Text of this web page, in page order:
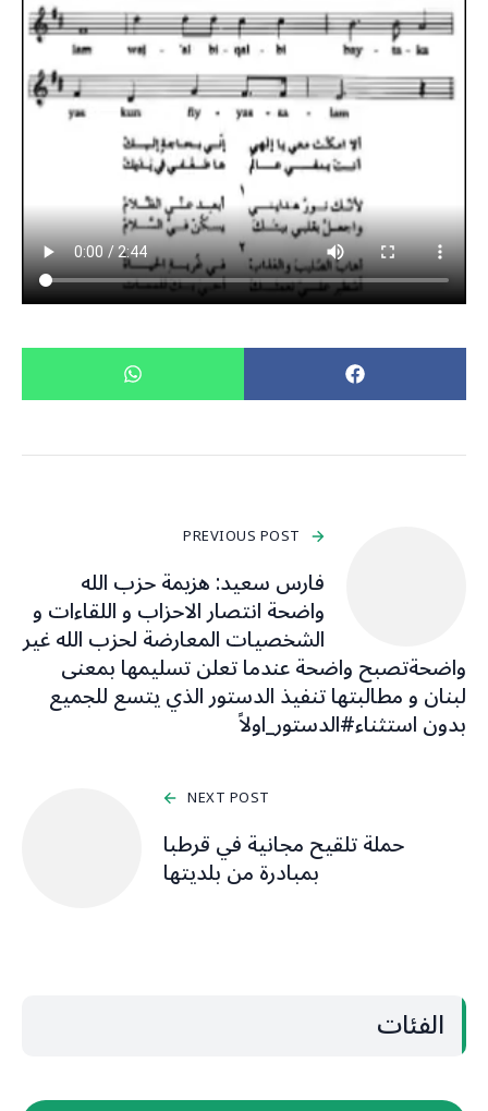
PREVIOUS POST
فارس سعيد: ‏هزيمة حزب الله
واضحة انتصار الاحزاب و اللقاءات و
الشخصيات المعارضة لحزب الله غير
واضحةتصبح واضحة عندما تعلن تسليمها بمعنى
لبنان و مطالبتها تنفيذ الدستور الذي يتسع للجميع
بدون استثناء‎#الدستور_اولاً
NEXT POST
حملة تلقيح مجانية في قرطبا
بمبادرة من بلديتها
الفئات